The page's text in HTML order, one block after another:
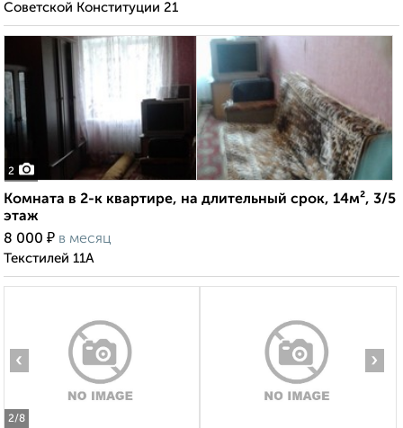
Советской Конституции 21
2
Комната в 2-к квартире, на длительный срок, 14м², 3/5
этаж
8 000 ₽ в месяц
Текстилей 11А
2/8
‹ ›